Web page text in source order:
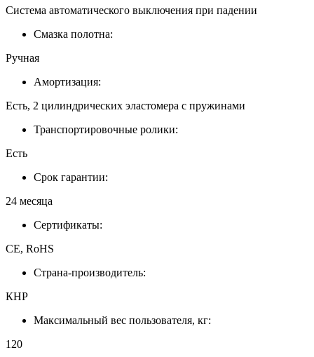
Система автоматического выключения при падении
Смазка полотна:
Ручная
Амортизация:
Есть, 2 цилиндрических эластомера с пружинами
Транспортировочные ролики:
Есть
Срок гарантии:
24 месяца
Сертификаты:
CE, RoHS
Страна-производитель:
КНР
Максимальный вес пользователя, кг:
120